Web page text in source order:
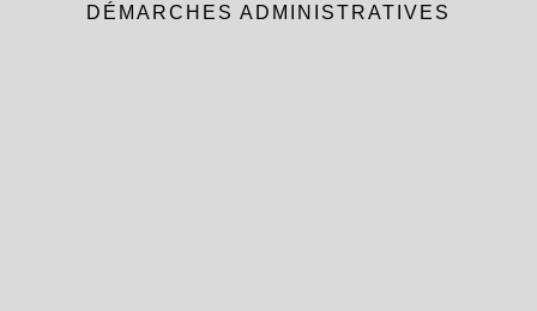
DÉMARCHES ADMINISTRATIVES